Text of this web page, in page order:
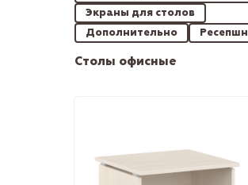
Экраны для столов
Дополнительно
Ресепшн
Столы офисные